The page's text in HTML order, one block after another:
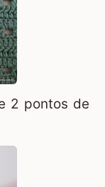
2 pontos de